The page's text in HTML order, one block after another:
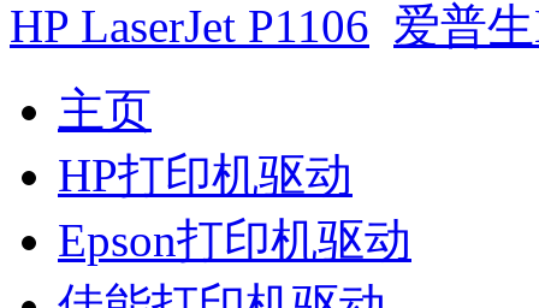
HP LaserJet P1106 爱普
主页
HP打印机驱动
Epson打印机驱动